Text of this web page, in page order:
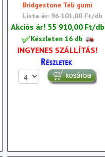
Bridgestone Téli gumi
Lista ár: 96 101,00 Ft/db
Akciós ár! 55 910,00 Ft/db
Készleten 16 db
INGYENES SZÁLLÍTÁS!